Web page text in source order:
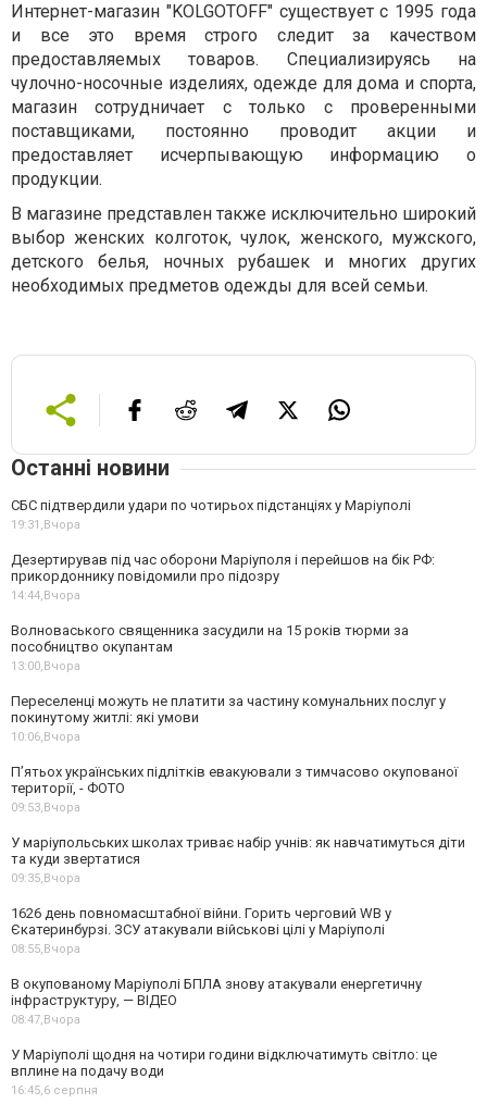
Интернет-магазин "KOLGOTOFF" существует с 1995 года
и все это время строго следит за качеством
предоставляемых товаров. Специализируясь на
чулочно-носочные изделиях, одежде для дома и спорта,
магазин сотрудничает с только с проверенными
поставщиками, постоянно проводит акции и
предоставляет исчерпывающую информацию о
продукции.
В магазине представлен также исключительно широкий
выбор женских колготок, чулок, женского, мужского,
детского белья, ночных рубашек и многих других
необходимых предметов одежды для всей семьи.
Останні новини
СБС підтвердили удари по чотирьох підстанціях у Маріуполі
19:31,Вчора
Дезертирував під час оборони Маріуполя і перейшов на бік РФ:
прикордоннику повідомили про підозру
14:44,Вчора
Волноваського священника засудили на 15 років тюрми за
пособництво окупантам
13:00,Вчора
Переселенці можуть не платити за частину комунальних послуг у
покинутому житлі: які умови
10:06,Вчора
П’ятьох українських підлітків евакуювали з тимчасово окупованої
території, - ФОТО
09:53,Вчора
У маріупольських школах триває набір учнів: як навчатимуться діти
та куди звертатися
09:35,Вчора
1626 день повномасштабної війни. Горить черговий WB у
Єкатеринбурзі. ЗСУ атакували військові цілі у Маріуполі
08:55,Вчора
В окупованому Маріуполі БПЛА знову атакували енергетичну
інфраструктуру, — ВІДЕО
08:47,Вчора
У Маріуполі щодня на чотири години відключатимуть світло: це
вплине на подачу води
16:45,6 серпня